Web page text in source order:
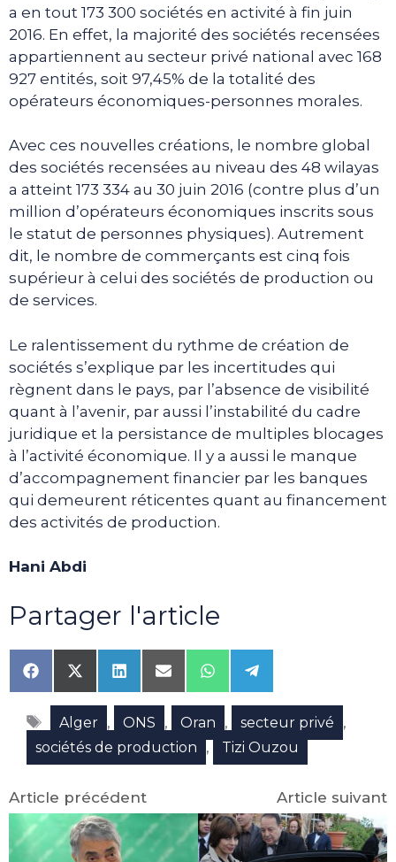
a en tout 173 300 sociétés en activité à fin juin
2016. En effet, la majorité des sociétés recensées
appartiennent au secteur privé national avec 168
927 entités, soit 97,45% de la totalité des
opérateurs économiques-personnes morales.
Avec ces nouvelles créations, le nombre global
des sociétés recensées au niveau des 48 wilayas
a atteint 173 334 au 30 juin 2016 (contre plus d’un
million d’opérateurs économiques inscrits sous
le statut de personnes physiques). Autrement
dit, le nombre de commerçants est cinq fois
supérieur à celui des sociétés de production ou
de services.
Le ralentissement du rythme de création de
sociétés s’explique par les incertitudes qui
règnent dans le pays, par l’absence de visibilité
quant à l’avenir, par aussi l’instabilité du cadre
juridique et la persistance de multiples blocages
à l’activité économique. Il y a aussi le manque
d’accompagnement financier par les banques
qui demeurent réticentes quant au financement
des activités de production.
Hani Abdi
Partager l'article
Share
on
Facebook
Share
on
X
(Twitter)
Share
on
LinkedIn
Share
on
Email
Share
on
WhatsApp
Share
on
Telegram
Étiquettes
Alger , ONS , Oran , secteur privé ,
sociétés de production , Tizi Ouzou
Article précédent Article suivant